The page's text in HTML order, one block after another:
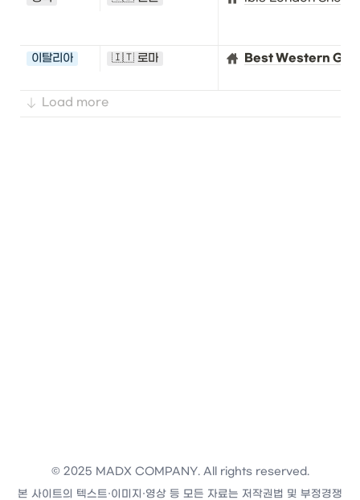
이탈리아 🇮🇹 로마 Best Western
Load more
© 2025 MADX COMPANY. All rights reserved.
본 사이트의 텍스트·이미지·영상 등 모든 자료는 저작권법 및 부정경쟁